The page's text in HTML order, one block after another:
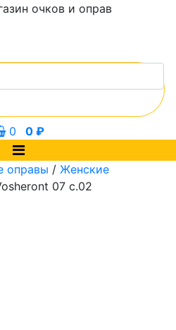
очков и оправ
0 0 ₽
оправы / Женские
07 с.02